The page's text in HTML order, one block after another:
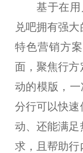
基于在用
兑吧拥有强
特色营销方
面，聚焦行
动的模版，
分行可以快
动、还能满
求，且帮助行